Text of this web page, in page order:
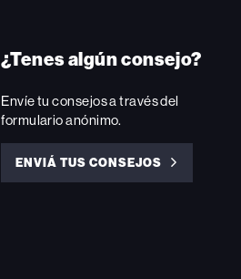
¿Tenes algún consejo?
Envíe tu consejos a través del
formulario anónimo.
ENVIÁ TUS CONSEJOS
ENVIÁ